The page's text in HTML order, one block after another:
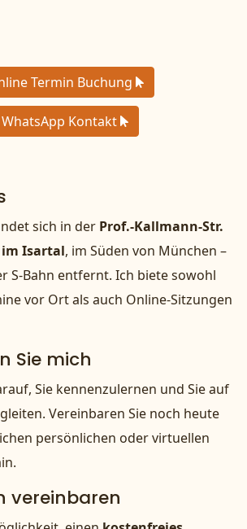
Termin Buchung
WhatsApp Kontakt
sich in der Prof.-Kallmann-Str.
im Isartal, im Süden von München –
S-Bahn entfernt. Ich biete sowohl
vor Ort als auch Online-Sitzungen
Sie mich
Sie kennenzulernen und Sie auf
Vereinbaren Sie noch heute
persönlichen oder virtuellen
vereinbaren